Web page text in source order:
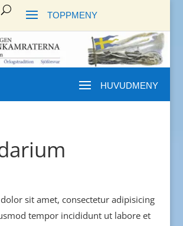
sit amet, consectetur adipisicing
tempor incididunt ut labore et